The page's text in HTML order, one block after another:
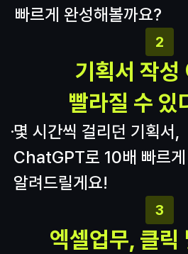
빠르게 완성해볼까요?
2
기획서 작성
빨라질 수 있
몇 시간씩 걸리던 기획서,
ChatGPT로 10배 빠르게
알려드릴게요!
3
엑셀업무, 클릭